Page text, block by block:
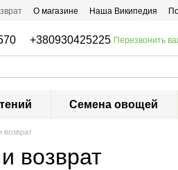
О магазине Наша Википедия
+380930425225 Перезвонить
Семена овощей
возврат
возврат